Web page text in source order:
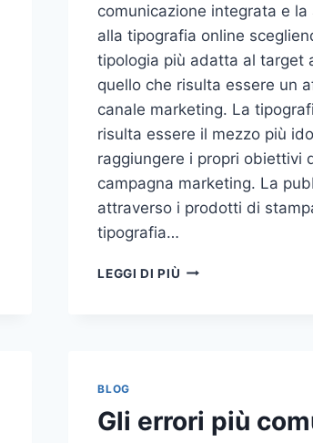
comunicazione integrata e
alla tipografia online
tipologia più adatta al target
quello che risulta essere un
canale marketing. La
risulta essere il mezzo più
raggiungere i propri obiettivi
campagna marketing. La
attraverso i prodotti di
tipografia…
LEGGI DI PIÙ VUOI
A
BLOG
Gli errori più